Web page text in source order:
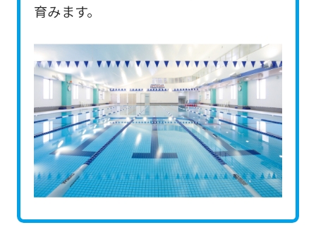
育みます。
is
automatically
translated
into
English.
Click
the